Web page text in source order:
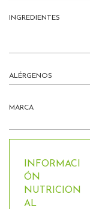
INGREDIENTES
ALÉRGENOS
MARCA
INFORMACI
ÓN
NUTRICION
AL